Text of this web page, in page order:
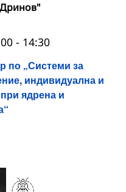
по „Системи за
индивидуална и
ядрена и
- 14:30